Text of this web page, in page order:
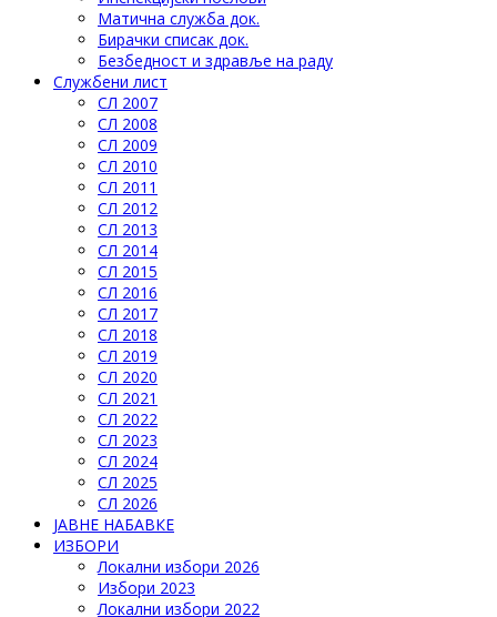
Матична служба док.
Бирачки списак док.
Безбедност и здравље на раду
Службени лист
СЛ 2007
СЛ 2008
СЛ 2009
СЛ 2010
СЛ 2011
СЛ 2012
СЛ 2013
СЛ 2014
СЛ 2015
СЛ 2016
СЛ 2017
СЛ 2018
СЛ 2019
СЛ 2020
СЛ 2021
СЛ 2022
СЛ 2023
СЛ 2024
СЛ 2025
СЛ 2026
ЈАВНЕ НАБАВКЕ
ИЗБОРИ
Локални избори 2026
Избори 2023
Локални избори 2022